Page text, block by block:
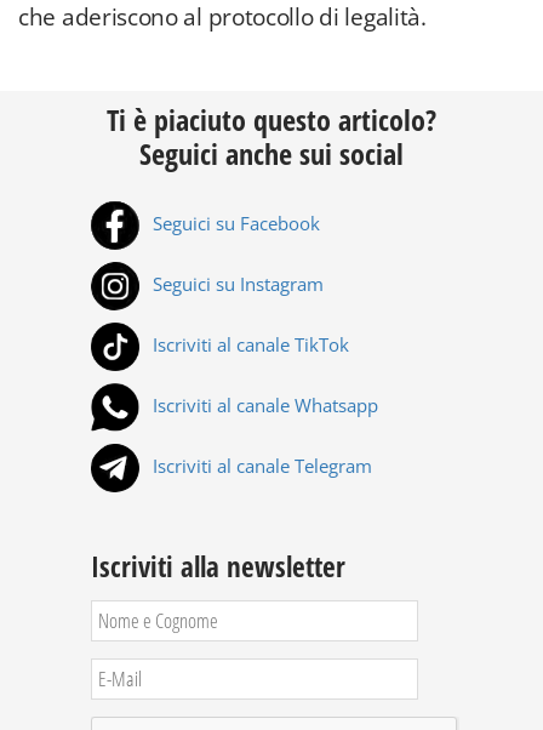
che aderiscono al protocollo di legalità.
Ti è piaciuto questo articolo?
Seguici anche sui social
Seguici su Facebook
Seguici su Instagram
Iscriviti al canale TikTok
Iscriviti al canale Whatsapp
Iscriviti al canale Telegram
Iscriviti alla newsletter